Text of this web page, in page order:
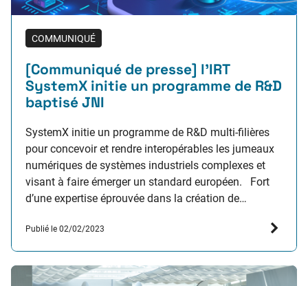
COMMUNIQUÉ
[Communiqué de presse] l’IRT
SystemX initie un programme de R&D
baptisé JNI
SystemX initie un programme de R&D multi-filières
pour concevoir et rendre interopérables les jumeaux
numériques de systèmes industriels complexes et
visant à faire émerger un standard européen. Fort
d’une expertise éprouvée dans la création de
en œuvre un nouveau programme R&D ambitieux
baptisé « Jumeaux Numériques pour la résilience…
Publié le 02/02/2023